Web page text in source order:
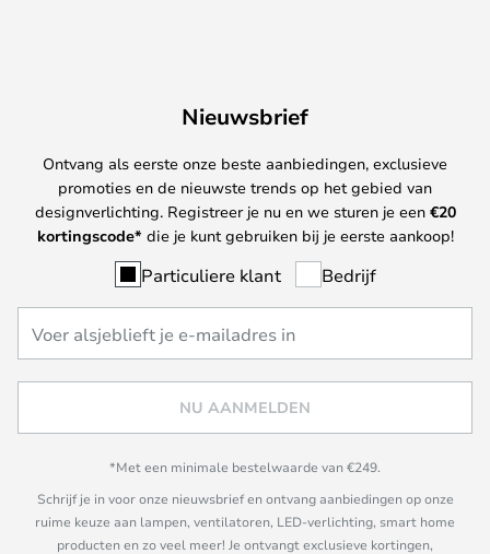
Nieuwsbrief
Ontvang als eerste onze beste aanbiedingen, exclusieve
promoties en de nieuwste trends op het gebied van
designverlichting. Registreer je nu en we sturen je een €20
kortingscode* die je kunt gebruiken bij je eerste aankoop!
Particuliere klant Bedrijf
NU AANMELDEN
*Met een minimale bestelwaarde van €249.
Schrijf je in voor onze nieuwsbrief en ontvang aanbiedingen op onze
ruime keuze aan lampen, ventilatoren, LED-verlichting, smart home
producten en zo veel meer! Je ontvangt exclusieve kortingen,